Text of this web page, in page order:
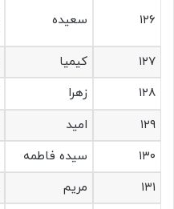
۱۲۶ سعیده
۱۲۷ کیمیا
۱۲۸
زهرا
۱۲۹
امید
۱۳۰
سیده فاطمه
۱۳۱
مریم